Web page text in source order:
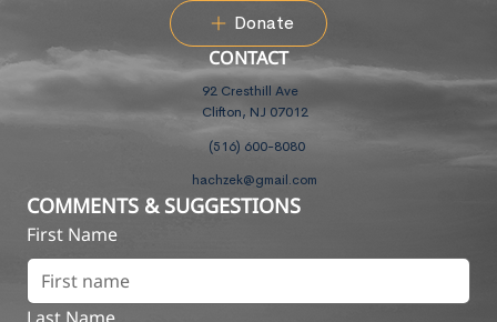
Donate
CONTACT
92 Cresthill Ave
Clifton, NJ 07012
(516) 600-8080
hachzek@gmail.com
COMMENTS & SUGGESTIONS
First Name